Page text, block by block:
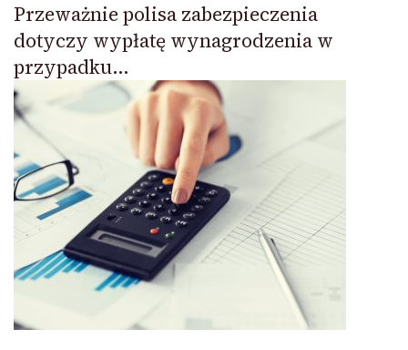
Przeważnie polisa zabezpieczenia
dotyczy wypłatę wynagrodzenia w
przypadku…